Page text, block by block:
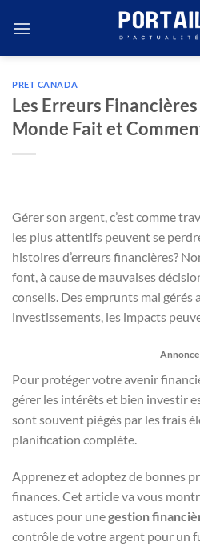
PRET CANADA
Les Erreurs
Monde Fait et
Gérer son argent, c’est comme
les plus attentifs peuvent se
histoires d’erreurs financières?
font, à cause de mauvaises
conseils. Des emprunts mal gérés
investissements, les impacts
Annonce
Pour protéger votre avenir
gérer les intérêts et bien investir
sont souvent piégés par les frais
planification complète.
Apprenez et adoptez de bonnes
finances. Cet article va vous
astuces pour unegestion
contrôle de votre argent pour un